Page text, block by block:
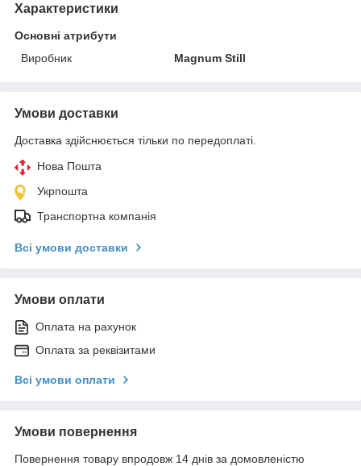
Характеристики
Основні атрибути
Виробник
Magnum Still
Умови доставки
Доставка здійснюється тільки по передоплаті.
Нова Пошта
Укрпошта
Транспортна компанія
Всі умови доставки
Умови оплати
Оплата на рахунок
Оплата за реквізитами
Всі умови оплати
Умови повернення
Повернення товару впродовж 14 днів за домовленістю